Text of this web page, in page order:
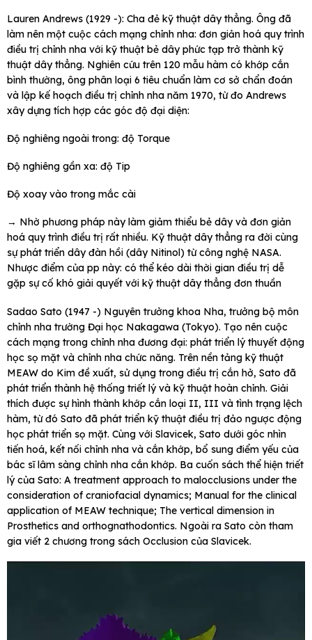
Lauren Andrews (1929 -): Cha đẻ kỹ thuật dây thẳng. Ông đã
làm nên một cuộc cách mạng chỉnh nha: đơn giản hoá quy trình
điều trị chỉnh nha với kỹ thuật bẻ dây phức tạp trở thành kỹ
thuật dây thẳng. Nghiên cứu trên 120 mẫu hàm có khớp cắn
bình thường, ông phân loại 6 tiêu chuẩn làm cơ sở chẩn đoán
và lập kế hoạch điều trị chỉnh nha năm 1970, từ đo Andrews
xây dựng tích hợp các góc độ đại diện:
Độ nghiêng ngoài trong: độ Torque
Độ nghiêng gần xa: độ Tip
Độ xoay vào trong mắc cài
→ Nhờ phương pháp này làm giảm thiểu bẻ dây và đơn giản
hoá quy trình điều trị rất nhiều. Kỹ thuật dây thẳng ra đời cùng
sự phát triển dây đàn hồi (dây Nitinol) từ công nghệ NASA.
Nhược điểm của pp này: có thể kéo dài thời gian điều trị dễ
gặp sự cố khó giải quyết với kỹ thuật dây thẳng đơn thuần
Sadao Sato (1947 -) Nguyên trưởng khoa Nha, trưởng bộ môn
chỉnh nha trường Đại học Nakagawa (Tokyo). Tạo nên cuộc
cách mạng trong chỉnh nha đương đại: phát triển lý thuyết động
học sọ mặt và chỉnh nha chức năng. Trên nền tảng kỹ thuật
MEAW do Kim đề xuất, sử dụng trong điều trị cắn hở, Sato đã
phát triển thành hệ thống triết lý và kỹ thuật hoàn chỉnh. Giải
thích được sự hình thành khớp cắn loại II, III và tình trạng lệch
hàm, từ đó Sato đã phát triển kỹ thuật điều trị đảo ngược động
học phát triển sọ mặt. Cùng với Slavicek, Sato dưới góc nhìn
tiến hoá, kết nối chỉnh nha và cắn khớp, bổ sung điểm yếu của
bác sĩ lâm sàng chỉnh nha cắn khớp. Ba cuốn sách thể hiện triết
lý của Sato: A treatment approach to malocclusions under the
consideration of craniofacial dynamics; Manual for the clinical
application of MEAW technique; The vertical dimension in
Prosthetics and orthognathodontics. Ngoài ra Sato còn tham
gia viết 2 chương trong sách Occlusion của Slavicek.